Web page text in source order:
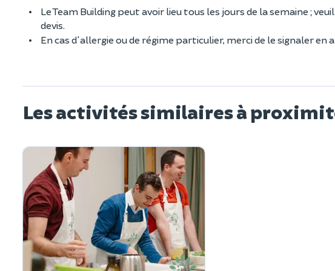
Le Team Building peut avoir lieu tous les jours de la semaine ;
devis.
En cas d'allergie ou de régime particulier, merci de le signaler en
Les activités similaires à